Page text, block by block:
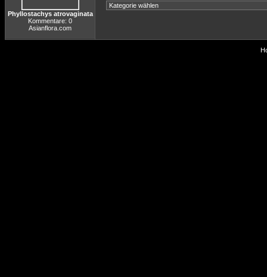
Phyllostachys atrovaginata
Kommentare: 0
Asianflora.com